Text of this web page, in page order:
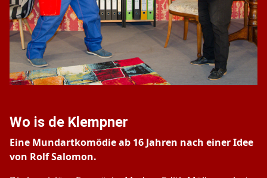
Wo is de Klempner
Eine Mundartkomödie ab 16 Jahren nach einer Idee
von Rolf Salomon.